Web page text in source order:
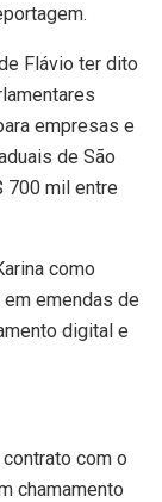
Flávio ter dito
empresas e
de São
700 mil entre
como
emendas de
digital e
com o
chamamento